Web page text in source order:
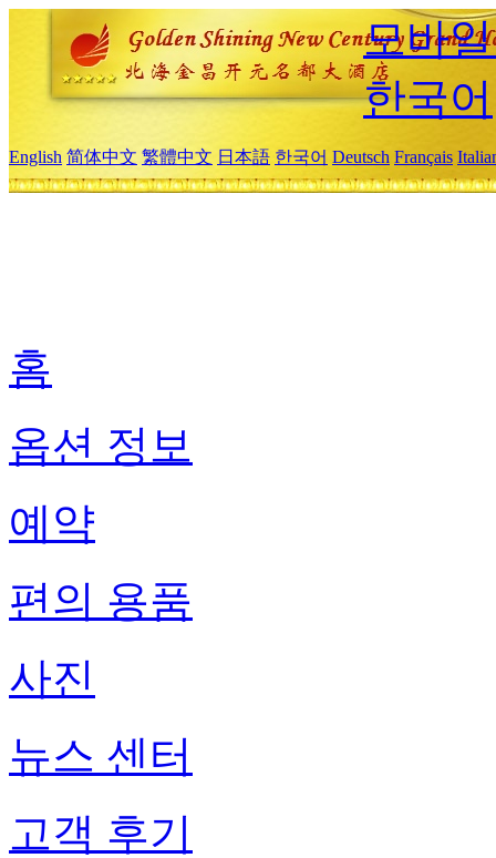
모바
한국어
English 简体中文 繁體中文 日本語 한국어 Deutsch Français
홈
옵션 정보
예약
편의 용품
사진
뉴스 센터
고객 후기